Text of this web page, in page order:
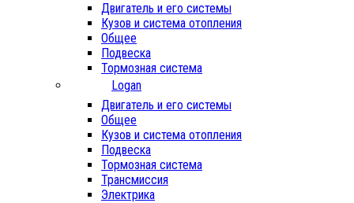
Двигатель и его системы
Кузов и система отопления
Общее
Подвеска
Тормозная система
Logan
Двигатель и его системы
Общее
Кузов и система отопления
Подвеска
Тормозная система
Трансмиссия
Электрика